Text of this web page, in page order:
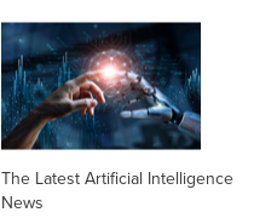
The Latest Artificial Intelligence
News